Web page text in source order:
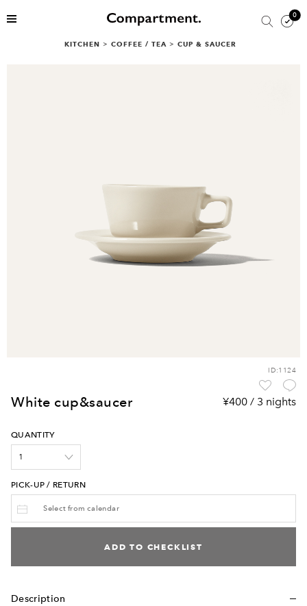
0
KITCHEN > COFFEE / TEA > CUP & SAUCER
ID:1124
white cup&saucer ¥400 / 3 nights
QUANTITY
PICK-UP / RETURN
ADD TO CHECKLIST
Description